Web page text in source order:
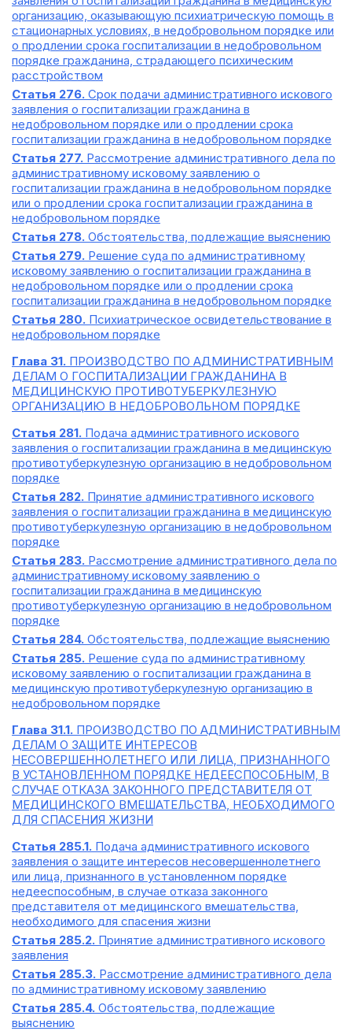
организацию, оказывающую психиатрическую помощь в
стационарных условиях, в недобровольном порядке или
о продлении срока госпитализации в недобровольном
порядке гражданина, страдающего психическим
расстройством
Статья 276. Срок подачи административного искового
заявления о госпитализации гражданина в
недобровольном порядке или о продлении срока
госпитализации гражданина в недобровольном порядке
Статья 277. Рассмотрение административного дела по
административному исковому заявлению о
госпитализации гражданина в недобровольном порядке
или о продлении срока госпитализации гражданина в
недобровольном порядке
Статья 278. Обстоятельства, подлежащие выяснению
Статья 279. Решение суда по административному
исковому заявлению о госпитализации гражданина в
недобровольном порядке или о продлении срока
госпитализации гражданина в недобровольном порядке
Статья 280. Психиатрическое освидетельствование в
недобровольном порядке
Глава 31. ПРОИЗВОДСТВО ПО АДМИНИСТРАТИВНЫМ
ДЕЛАМ О ГОСПИТАЛИЗАЦИИ ГРАЖДАНИНА В
МЕДИЦИНСКУЮ ПРОТИВОТУБЕРКУЛЕЗНУЮ
ОРГАНИЗАЦИЮ В НЕДОБРОВОЛЬНОМ ПОРЯДКЕ
Статья 281. Подача административного искового
заявления о госпитализации гражданина в медицинскую
противотуберкулезную организацию в недобровольном
порядке
Статья 282. Принятие административного искового
заявления о госпитализации гражданина в медицинскую
противотуберкулезную организацию в недобровольном
порядке
Статья 283. Рассмотрение административного дела по
административному исковому заявлению о
госпитализации гражданина в медицинскую
противотуберкулезную организацию в недобровольном
порядке
Статья 284. Обстоятельства, подлежащие выяснению
Статья 285. Решение суда по административному
исковому заявлению о госпитализации гражданина в
медицинскую противотуберкулезную организацию в
недобровольном порядке
Глава 31.1. ПРОИЗВОДСТВО ПО АДМИНИСТРАТИВНЫМ
ДЕЛАМ О ЗАЩИТЕ ИНТЕРЕСОВ
НЕСОВЕРШЕННОЛЕТНЕГО ИЛИ ЛИЦА, ПРИЗНАННОГО
В УСТАНОВЛЕННОМ ПОРЯДКЕ НЕДЕЕСПОСОБНЫМ, В
СЛУЧАЕ ОТКАЗА ЗАКОННОГО ПРЕДСТАВИТЕЛЯ ОТ
МЕДИЦИНСКОГО ВМЕШАТЕЛЬСТВА, НЕОБХОДИМОГО
ДЛЯ СПАСЕНИЯ ЖИЗНИ
Статья 285.1. Подача административного искового
заявления о защите интересов несовершеннолетнего
или лица, признанного в установленном порядке
недееспособным, в случае отказа законного
представителя от медицинского вмешательства,
необходимого для спасения жизни
Статья 285.2. Принятие административного искового
заявления
Статья 285.3. Рассмотрение административного дела
по административному исковому заявлению
Статья 285.4. Обстоятельства, подлежащие
выяснению